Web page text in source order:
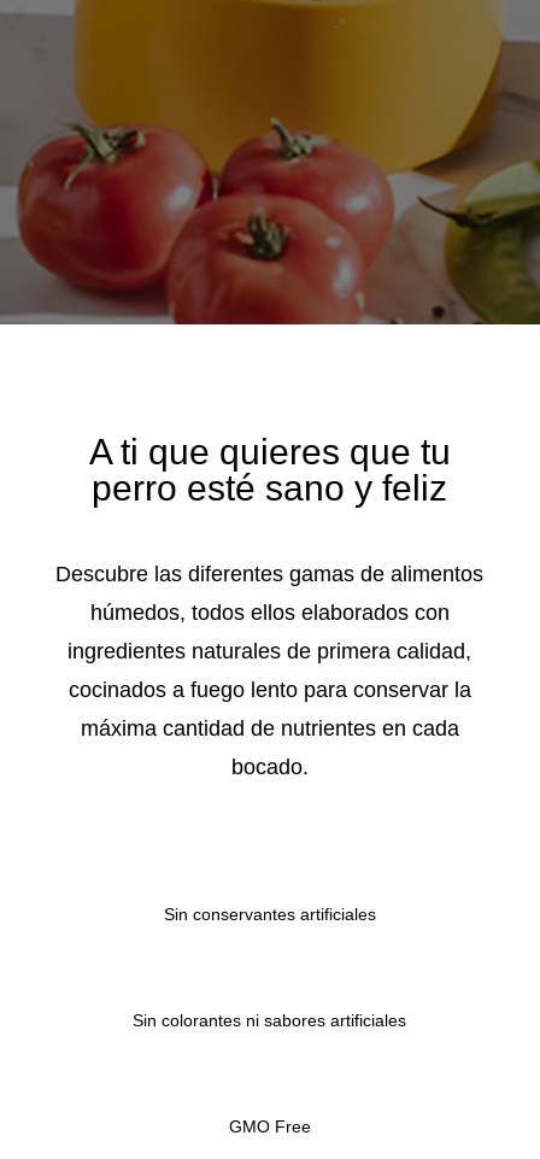
A ti que quieres que tu
perro esté sano y feliz
Descubre las diferentes gamas de alimentos
húmedos, todos ellos elaborados con
ingredientes naturales de primera calidad,
cocinados a fuego lento para conservar la
máxima cantidad de nutrientes en cada
bocado.
Sin conservantes artificiales
Sin colorantes ni sabores artificiales
GMO Free